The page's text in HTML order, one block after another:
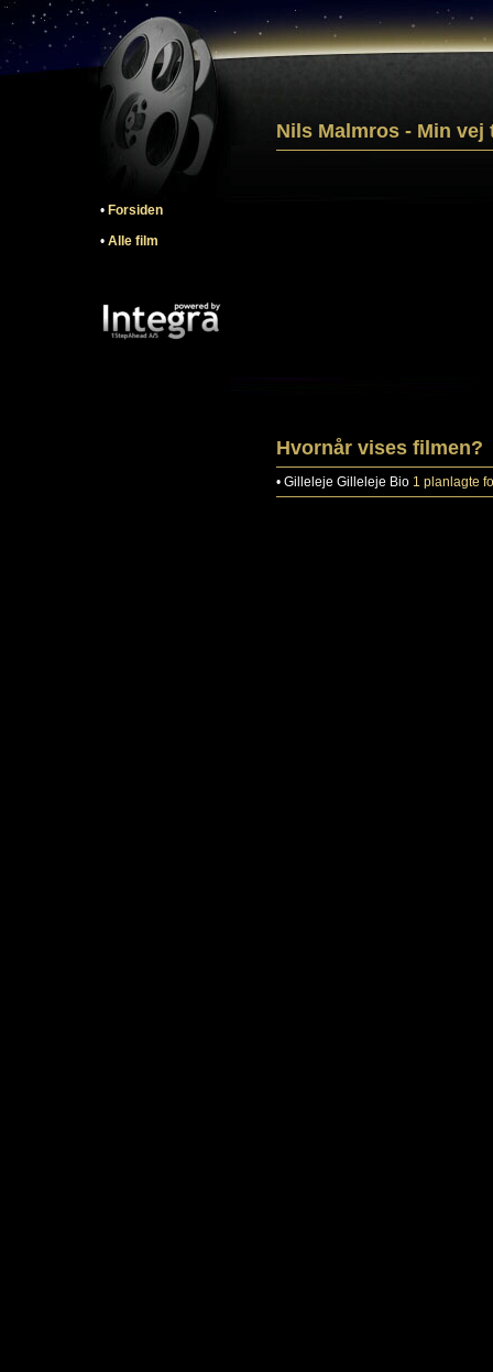
• Forsiden
• Alle film
Nils Malmros - Min vej
Hvornår vises filmen?
• Gilleleje Gilleleje Bio 1 planlagte